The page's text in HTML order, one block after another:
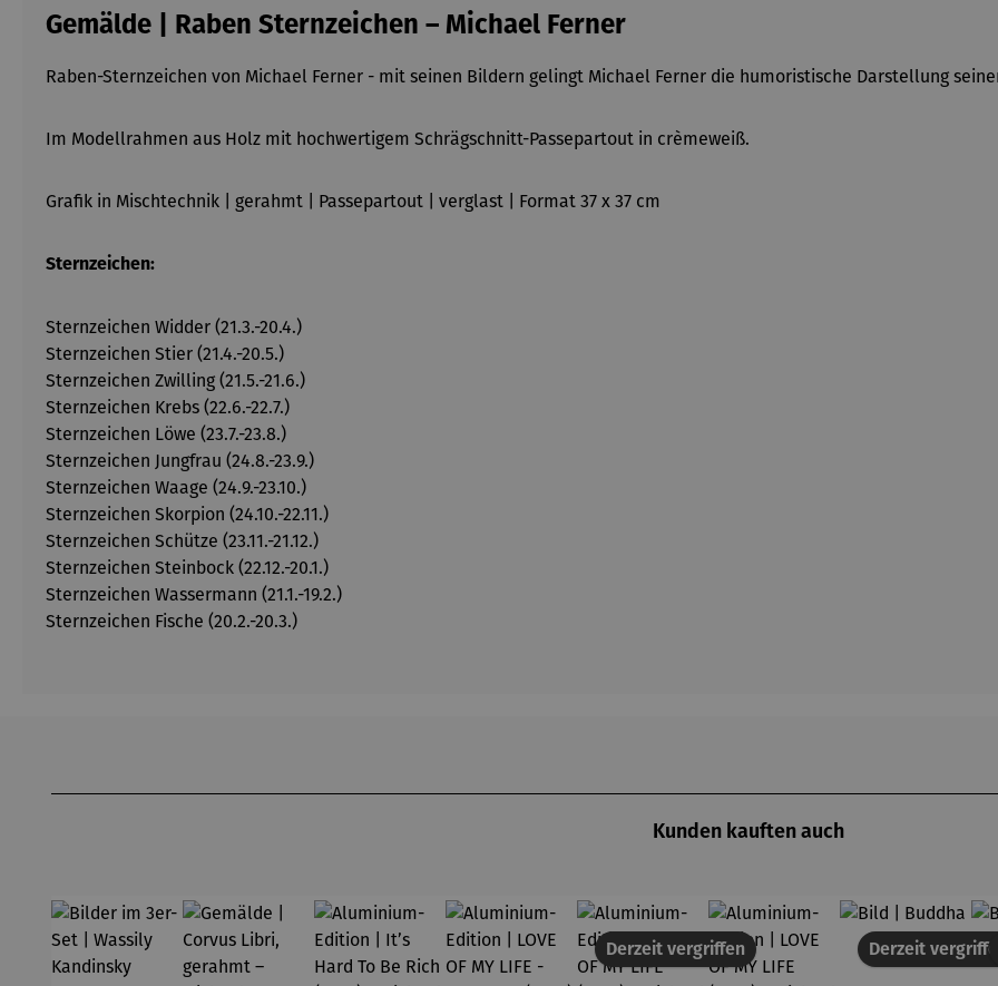
Gemälde | Raben Sternzeichen – Michael Ferner
Raben-Sternzeichen von Michael Ferner - mit seinen Bildern gelingt Michael Ferner die humoristische Darstellung
Im Modellrahmen aus Holz mit hochwertigem Schrägschnitt-Passepartout in crèmeweiß.
Grafik in Mischtechnik | gerahmt | Passepartout | verglast | Format 37 x 37 cm
Sternzeichen:
Sternzeichen Widder (21.3.-20.4.)
Sternzeichen Stier (21.4.-20.5.)
Sternzeichen Zwilling (21.5.-21.6.)
Sternzeichen Krebs (22.6.-22.7.)
Sternzeichen Löwe (23.7.-23.8.)
Sternzeichen Jungfrau (24.8.-23.9.)
Sternzeichen Waage (24.9.-23.10.)
Sternzeichen Skorpion (24.10.-22.11.)
Sternzeichen Schütze (23.11.-21.12.)
Sternzeichen Steinbock (22.12.-20.1.)
Sternzeichen Wassermann (21.1.-19.2.)
Sternzeichen Fische (20.2.-20.3.)
Kunden kauften auch
Derzeit vergriffen Derzeit